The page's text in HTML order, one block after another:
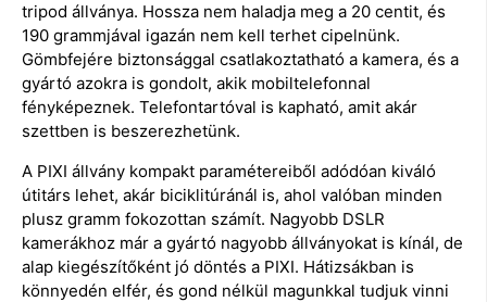
tripod állványa. Hossza nem haladja meg a 20 centit, és
190 grammjával igazán nem kell terhet cipelnünk.
Gömbfejére biztonsággal csatlakoztatható a kamera, és a
gyártó azokra is gondolt, akik mobiltelefonnal
fényképeznek. Telefontartóval is kapható, amit akár
szettben is beszerezhetünk.
A PIXI állvány kompakt paramétereiből adódóan kiváló
útitárs lehet, akár biciklitúránál is, ahol valóban minden
plusz gramm fokozottan számít. Nagyobb DSLR
kamerákhoz már a gyártó nagyobb állványokat is kínál, de
alap kiegészítőként jó döntés a PIXI. Hátizsákban is
könnyedén elfér, és gond nélkül magunkkal tudjuk vinni